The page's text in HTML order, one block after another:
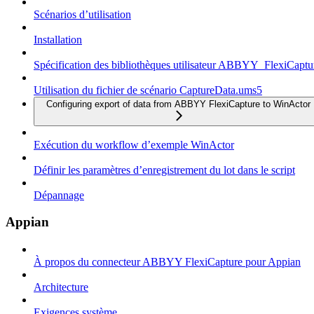
Scénarios d’utilisation
Installation
Spécification des bibliothèques utilisateur
Utilisation du fichier de scénario CaptureData.ums5
Configuring export of data from ABBYY FlexiCapture to WinActor
Exécution du workflow d’exemple WinActor
Définir les paramètres d’enregistrement du lot dans le script
Dépannage
Appian
À propos du connecteur ABBYY FlexiCapture pour Appian
Architecture